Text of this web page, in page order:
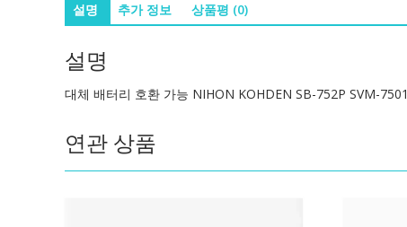
설명 추가 정보 상품평 (0)
설명
대체 배터리 호환 가능 NIHON KOHDEN SB-752P SVM-7501
연관 상품